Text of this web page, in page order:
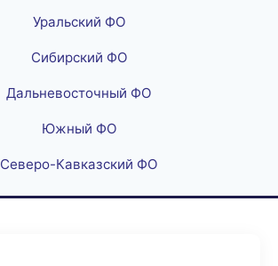
Уральский ФО
Сибирский ФО
Дальневосточный ФО
Южный ФО
Северо-Кавказский ФО